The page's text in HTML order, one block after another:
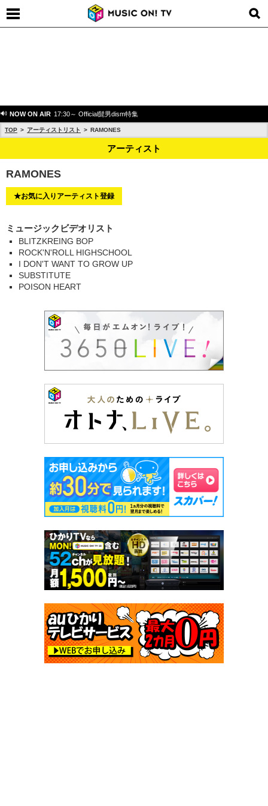
NOW ON AIR 17:30～ Official髭男dism特集
TOP アーティストリスト RAMONES
アーティスト
RAMONES
★お気に入りアーティスト登録
ミュージックビデオリスト
BLITZKREING BOP
ROCK'N'ROLL HIGHSCHOOL
I DON'T WANT TO GROW UP
SUBSTITUTE
POISON HEART